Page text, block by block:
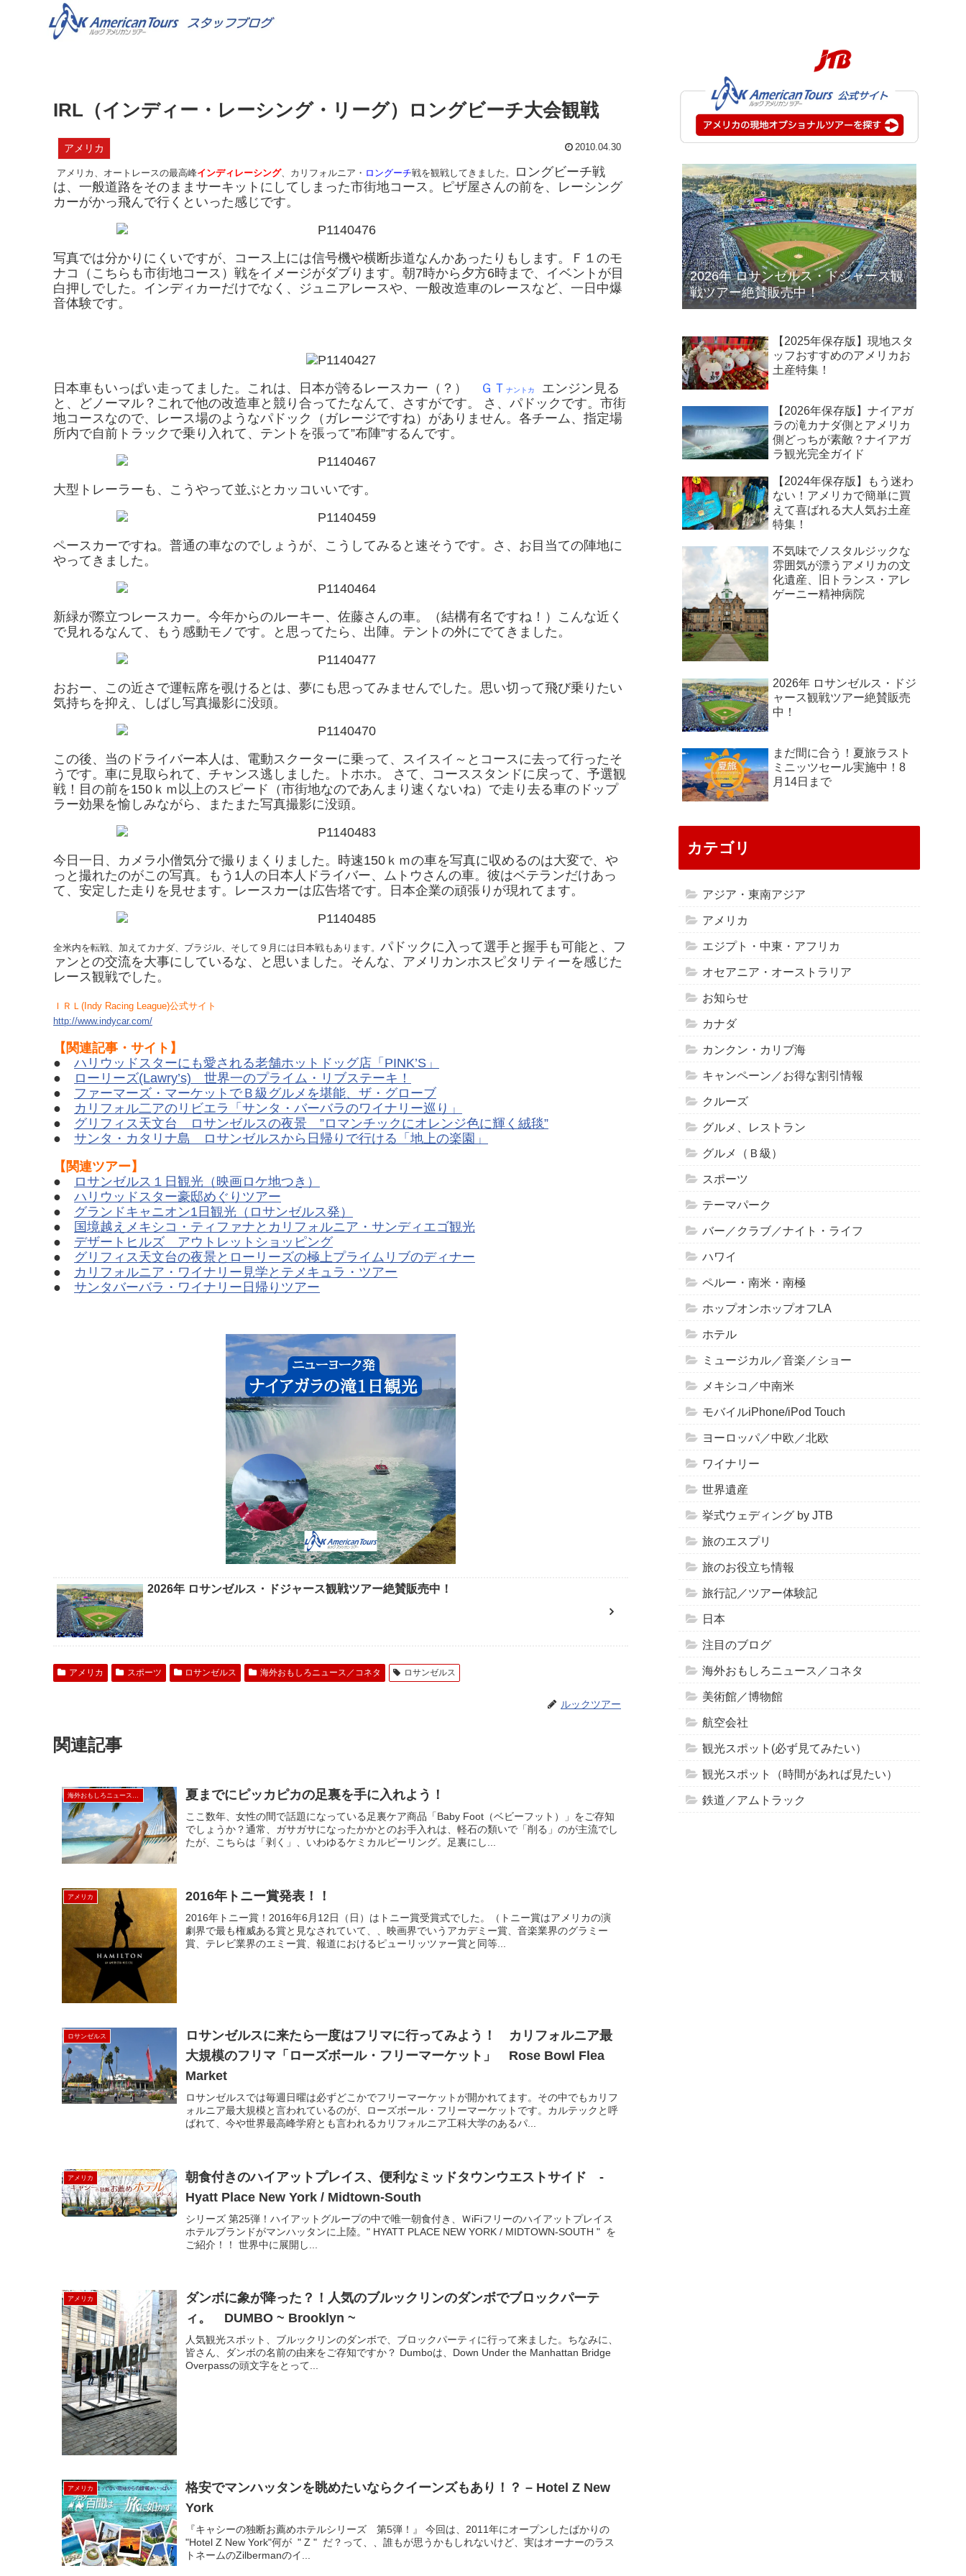
IRL（インディー・レーシング・リーグ）ロングビーチ大会観戦
アメリカ 2010.04.30
アメリカ、オートレースの最高峰インディレーシング、カリフォルニア・ ロングーチ戦を観戦してきました。
ロングビーチ戦
は、一般道路をそのままサーキットにしてしまった市街地コース。ピザ屋さんの前を、レーシング
カーがかっ飛んで行くといった感じです。
写真では分かりにくいですが、コース上には信号機や横断歩道なんかあったりもします。Ｆ１のモ
ナコ（こちらも市街地コース）戦をイメージがダブります。朝7時から夕方6時まで、イベントが目
白押しでした。インディカーだけでなく、ジュニアレースや、一般改造車のレースなど、一日中爆
音体験です。
日本車もいっぱい走ってました。これは、日本が誇るレースカー（？） ＧＴ ナントカ エンジン見る
と、どノーマル？これで他の改造車と競り合ってたなんて、さすがです。 さ、パドックです。市街
地コースなので、レース場のようなパドック（ガレージですね）がありません。各チーム、指定場
所内で自前トラックで乗り入れて、テントを張って”布陣”するんです。
大型トレーラーも、こうやって並ぶとカッコいいです。
ペースカーですね。普通の車なのでしょうが、こうしてみると速そうです。さ、お目当ての陣地に
やってきました。
新緑が際立つレースカー。今年からのルーキー、佐藤さんの車。（結構有名ですね！）こんな近く
で見れるなんて、もう感動モノです。と思ってたら、出陣。テントの外にでてきました。
おおー、この近さで運転席を覗けるとは、夢にも思ってみませんでした。思い切って飛び乗りたい
気持ちを抑え、しばし写真撮影に没頭。
この後、当のドライバー本人は、電動スクーターに乗って、スイスイ～とコースに去って行ったそ
うです。車に見取られて、チャンス逃しました。トホホ。 さて、コーススタンドに戻って、予選観
戦！目の前を150ｋｍ以上のスピード（市街地なのであんまり速くないね）で走り去る車のドップ
ラー効果を愉しみながら、またまた写真撮影に没頭。
今日一日、カメラ小僧気分で撮りまくりました。時速150ｋｍの車を写真に収めるのは大変で、や
っと撮れたのがこの写真。もう1人の日本人ドライバー、ムトウさんの車。彼はベテランだけあっ
て、安定した走りを見せます。レースカーは広告塔です。日本企業の頑張りが現れてます。
全米内を転戦、加えてカナダ、ブラジル、そして９月には日本戦もあります。 パドックに入って選手と握手も可能と、フ
ァンとの交流を大事にしているな、と思いました。そんな、アメリカンホスピタリティーを感じた
レース観戦でした。
ＩＲＬ(Indy Racing League)公式サイト
http://www.indycar.com/
【関連記事・サイト】
● ハリウッドスターにも愛される老舗ホットドッグ店「PINK’S」
●
ローリーズ(Lawry’s) 世界一のプライム・リブステーキ！
● ファーマーズ・マーケットでＢ級グルメを堪能、ザ・グローブ
● カリフォル二アのリビエラ「サンタ・バーバラのワイナリー巡り」
● グリフィス天文台 ロサンゼルスの夜景 ”ロマンチックにオレンジ色に輝く絨毯”
● サンタ・カタリナ島 ロサンゼルスから日帰りで行ける「地上の楽園」
【関連ツアー】
●
ロサンゼルス１日観光（映画ロケ地つき）
● ハリウッドスター豪邸めぐりツアー
● グランドキャニオン1日観光（ロサンゼルス発）
● 国境越えメキシコ・ティファナとカリフォルニア・サンディエゴ観光
● デザートヒルズ アウトレットショッピング
● グリフィス天文台の夜景とローリーズの極上プライムリブのディナー
● カリフォルニア・ワイナリー見学とテメキュラ・ツアー
● サンタバーバラ・ワイナリー日帰りツアー
2026年 ロサンゼルス・ドジャース観戦ツアー絶賛販売中！
アメリカ スポーツ ロサンゼルス 海外おもしろニュース／コネタ ロサンゼルス
ルックツアー
関連記事
海外おもしろニュース／コネタ 夏までにピッカピカの足裏を手に入れよう！
ここ数年、女性の間で話題になっている足裏ケア商品「Baby Foot（ベビーフット）」をご存知
でしょうか？通常、ガサガサになったかかとのお手入れは、軽石の類いで「削る」のが主流でし
たが、こちらは「剥く」、いわゆるケミカルピーリング。足裏にし...
アメリカ 2016年トニー賞発表！！
2016年トニー賞！2016年6月12日（日）はトニー賞受賞式でした。（トニー賞はアメリカの演
劇界で最も権威ある賞と見なされていて、、映画界でいうアカデミー賞、音楽業界のグラミー
賞、テレビ業界のエミー賞、報道におけるピューリッツァー賞と同等...
ロサンゼルス
ロサンゼルスに来たら一度はフリマに行ってみよう！ カリフォルニア最
大規模のフリマ「ローズボール・フリーマーケット」 Rose Bowl Flea
Market
ロサンゼルスでは毎週日曜は必ずどこかでフリーマーケットが開かれてます。その中でもカリフ
ォルニア最大規模と言われているのが、ローズボール・フリーマーケットです。カルテックと呼
ばれて、今や世界最高峰学府とも言われるカリフォルニア工科大学のあるパ...
アメリカ
朝食付きのハイアットプレイス、便利なミッドタウンウエストサイド -
Hyatt Place New York / Midtown-South
シリーズ 第25弾！ハイアットグループの中で唯一朝食付き、ＷiFiフリーのハイアットプレイス
ホテルブランドがマンハッタンに上陸。" HYATT PLACE NEW YORK / MIDTOWN-SOUTH " を
ご紹介！！ 世界中に展開し...
アメリカ
ダンボに象が降った？！人気のブルックリンのダンボでブロックパーテ
ィ。 DUMBO ~ Brooklyn ~
人気観光スポット、ブルックリンのダンボで、ブロックパーティに行って来ました。ちなみに、
皆さん、ダンボの名前の由来をご存知ですか？ Dumboは、Down Under the Manhattan Bridge
Overpassの頭文字をとって...
アメリカ
格安でマンハッタンを眺めたいならクイーンズもあり！？ – Hotel Z New
York
『キャシーの独断お薦めホテルシリーズ 第5弾！』 今回は、2011年にオープンしたばかりの
"Hotel Z New York"何が " Z " だ？って、、誰もが思うかもしれないけど、実はオーナーのラス
トネームのZilbermanのイ...
2026年 ロサンゼルス・ドジャース観
戦ツアー絶賛販売中！
【2025年保存版】現地スタ
ッフおすすめのアメリカお
土産特集！
【2026年保存版】ナイアガ
ラの滝カナダ側とアメリカ
側どっちが素敵？ナイアガ
ラ観光完全ガイド
【2024年保存版】もう迷わ
ない！アメリカで簡単に買
えて喜ばれる大人気お土産
特集！
不気味でノスタルジックな
雰囲気が漂うアメリカの文
化遺産、旧トランス・アレ
ゲーニー精神病院
2026年 ロサンゼルス・ドジ
ャース観戦ツアー絶賛販売
中！
まだ間に合う！夏旅ラスト
ミニッツセール実施中！8
月14日まで
カテゴリ
アジア・東南アジア
アメリカ
エジプト・中東・アフリカ
オセアニア・オーストラリア
お知らせ
カナダ
カンクン・カリブ海
キャンペーン／お得な割引情報
クルーズ
グルメ、レストラン
グルメ（Ｂ級）
スポーツ
テーマパーク
バー／クラブ／ナイト・ライフ
ハワイ
ペルー・南米・南極
ホップオンホップオフLA
ホテル
ミュージカル／音楽／ショー
メキシコ／中南米
モバイルiPhone/iPod Touch
ヨーロッパ／中欧／北欧
ワイナリー
世界遺産
挙式ウェディング by JTB
旅のエスプリ
旅のお役立ち情報
旅行記／ツアー体験記
日本
注目のブログ
海外おもしろニュース／コネタ
美術館／博物館
航空会社
観光スポット(必ず見てみたい）
観光スポット（時間があれば見たい）
鉄道／アムトラック